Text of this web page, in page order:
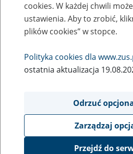
Zaproś ZUS do siebie -
eZUS w siedzibie Twojej
Rodzaj wydarzenia
Szkolenia
obsługa klientów
Event description
cookies. W każdej chwili
ustawienia. Aby to zrobić,
plików cookies” w stopce.
Polityka cookies dla
ostatnia aktualizacja
Odrzuć
Zarządzaj
Przejdź do